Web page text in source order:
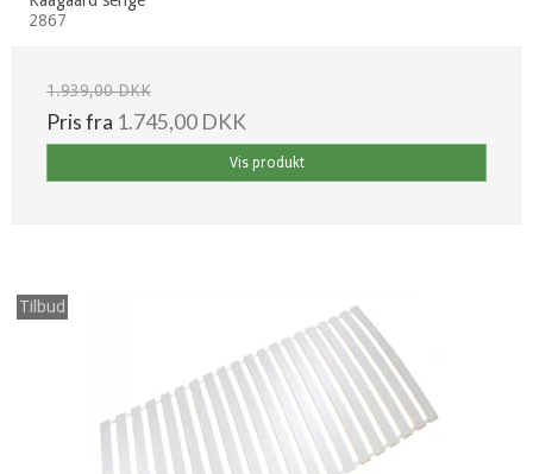
2867
1.939,00 DKK
Pris fra 1.745,00 DKK
Vis produkt
Tilbud